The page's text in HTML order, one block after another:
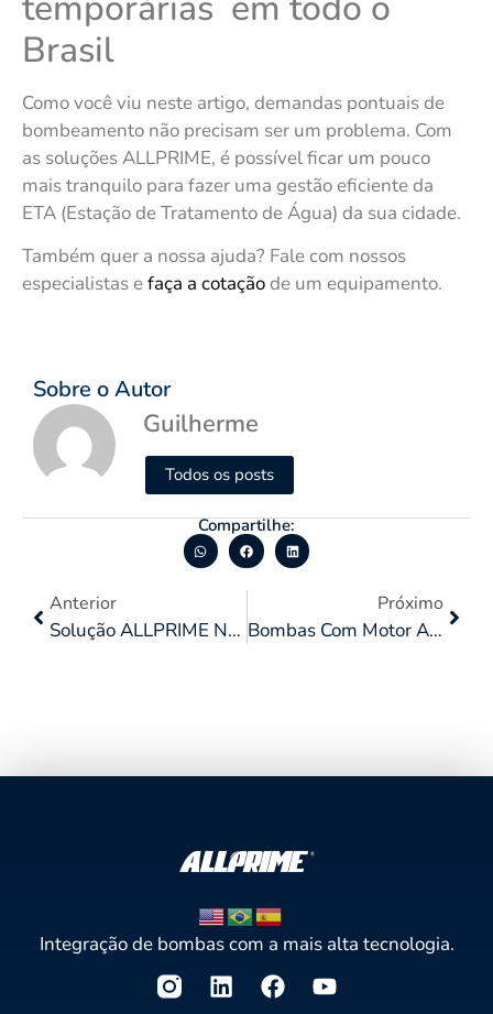
Brasil
Como você viu neste artigo, demandas pontuais de
bombeamento não precisam ser um problema. Com
as soluções ALLPRIME, é possível ficar um pouco
mais tranquilo para fazer uma gestão eficiente da
ETA (Estação de Tratamento de Água) da sua cidade.
Também quer a nossa ajuda? Fale com nossos
especialistas efaça a cotaçãode um equipamento.
Sobre o Autor
Guilherme
Todos os posts
Compartilhe:
Anterior
Solução ALLPRIME Na Captação De Água Para Enchimento De Caminhões-Pipa
Próximo
Bombas Com Motor A Diesel Ou Elétrico: Qual A Melhor Opção Para A Sua Demanda?
Integração de bombas com a mais alta tecnologia.